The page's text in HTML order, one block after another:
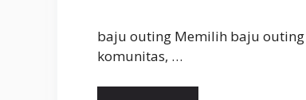
baju outing Memilih baju
komunitas, …